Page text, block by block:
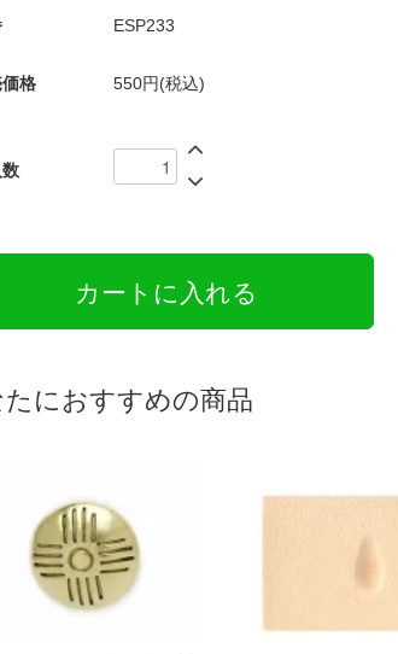
ESP233
格 550円(税込)
におすすめの商品